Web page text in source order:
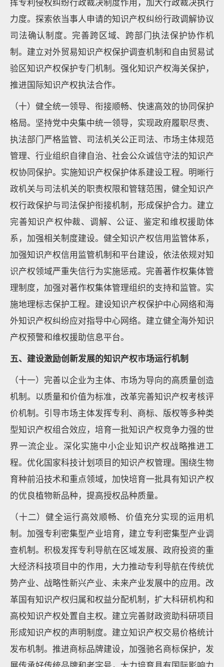
力度。探索依当事人申请的知识产权纠纷行政调解协议
司法确认制度。完善跨区域、跨部门执法保护协作机
制。建立对外贸易知识产权保护调查机制和自由贸易试
验区知识产权保护专门机制。强化知识产权海关保护，
推进国际知识产权执法合作。
（十）健全统一领导、衔接顺畅、快速高效的协同保护
格局。坚持党中央集中统一领导，实现政府履职尽责、
执法部门严格监管、司法机关公正司法、市场主体规范
管理、行业组织自律自治、社会公众诚信守法的知识产
权协同保护。实施知识产权保护体系建设工程。明晰行
政机关与司法机关的职责权限和管辖范围，健全知识产
权行政保护与司法保护衔接机制，形成保护合力。建立
完善知识产权仲裁、调解、公证、鉴定和维权援助体
系，加强相关制度建设。健全知识产权信用监管体系，
加强知识产权信用监管机制和平台建设，依法依规对知
识产权领域严重失信行为实施惩戒。完善著作权集体管
理制度，加强对著作权集体管理组织的支持和监管。实
施地理标志保护工程。建设知识产权保护中心网络和海
外知识产权纠纷应对指导中心网络。建立健全海外知识
产权预警和维权援助信息平台。
五、建设激励创新发展的知识产权市场运行机制
（十一）完善以企业为主体、市场为导向的高质量创造
机制。以质量和价值为标准，改革完善知识产权考核评
价机制。引导市场主体发挥专利、商标、版权等多种类
型知识产权组合效应，培育一批知识产权竞争力强的世
界一流企业。深化实施中小企业知识产权战略推进工
程。优化国家科技计划项目的知识产权管理。围绕生物
育种前沿技术和重点领域，加快培育一批具有知识产权
的优良植物新品种，提高授权品种质量。
（十二）健全运行高效顺畅、价值充分实现的运用机
制。加强专利密集型产业培育，建立专利密集型产业调
查机制。积极发挥专利导航在区域发展、政府投资的重
大经济科技项目中的作用，大力推动专利导航在传统优
势产业、战略性新兴产业、未来产业发展中的应用。改
革国有知识产权归属和权益分配机制，扩大科研机构和
高校知识产权处置自主权。建立完善财政资助科研项目
形成知识产权的声明制度。建立知识产权交易价格统计
发布机制。推进商标品牌建设，加强驰名商标保护，发